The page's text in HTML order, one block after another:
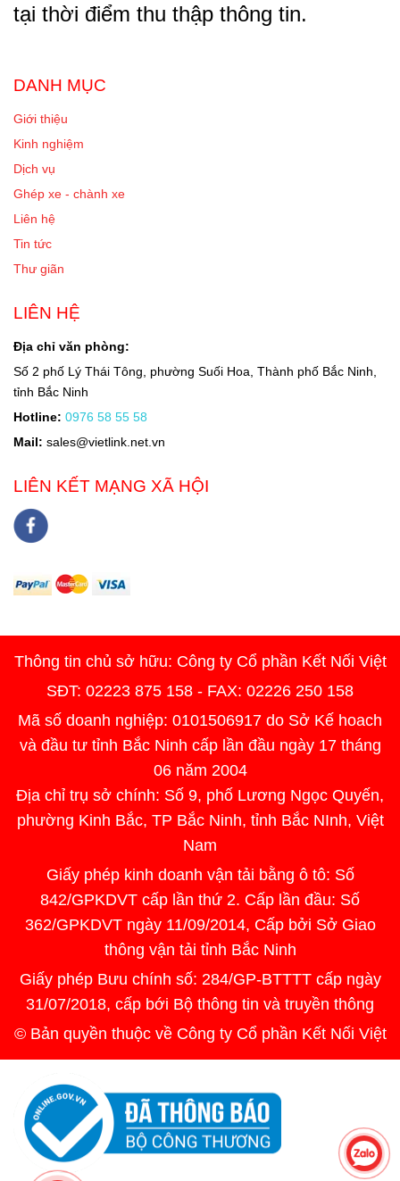
tại thời điểm thu thập thông tin.
DANH MỤC
Giới thiệu
Kinh nghiệm
Dịch vụ
Ghép xe - chành xe
Liên hệ
Tin tức
Thư giãn
LIÊN HỆ
Địa chỉ văn phòng:
Số 2 phố Lý Thái Tông, phường Suối Hoa, Thành phố Bắc Ninh,
tỉnh Bắc Ninh
Hotline: 0976 58 55 58
Mail: sales@vietlink.net.vn
LIÊN KẾT MẠNG XÃ HỘI
Thông tin chủ sở hữu: Công ty Cổ phần Kết Nối Việt
SĐT: 02223 875 158 - FAX: 02226 250 158
Mã số doanh nghiệp: 0101506917 do Sở Kế hoach
và đầu tư tỉnh Bắc Ninh cấp lần đầu ngày 17 tháng
06 năm 2004
Địa chỉ trụ sở chính: Số 9, phố Lương Ngọc Quyến,
phường Kinh Bắc, TP Bắc Ninh, tỉnh Bắc NInh, Việt
Nam
Giấy phép kinh doanh vận tải bằng ô tô: Số
842/GPKDVT cấp lần thứ 2. Cấp lần đầu: Số
362/GPKDVT ngày 11/09/2014, Cấp bởi Sở Giao
thông vận tải tỉnh Bắc Ninh
Giấy phép Bưu chính số: 284/GP-BTTTT cấp ngày
31/07/2018, cấp bới Bộ thông tin và truyền thông
© Bản quyền thuộc về Công ty Cổ phần Kết Nối Việt